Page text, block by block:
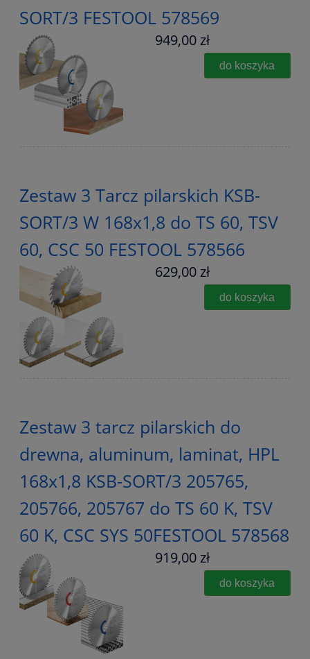
SORT/3 FESTOOL 578569
949,00 zł
do koszyka
Zestaw 3 Tarcz pilarskich KSB-
SORT/3 W 168x1,8 do TS 60, TSV
60, CSC 50 FESTOOL 578566
629,00 zł
do koszyka
Zestaw 3 tarcz pilarskich do
drewna, aluminum, laminat, HPL
168x1,8 KSB-SORT/3 205765,
205766, 205767 do TS 60 K, TSV
60 K, CSC SYS 50FESTOOL 578568
919,00 zł
do koszyka